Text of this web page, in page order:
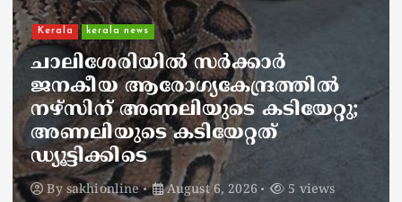
Kerala kerala news
ചാലിശേരിയില്‍ സര്‍ക്കാര്‍
ജനകീയ ആരോഗ്യകേന്ദ്രത്തില്‍
നഴ്സിന് അണലിയുടെ കടിയേറ്റു;
അണലിയുടെ കടിയേറ്റത്
ഡ്യൂട്ടിക്കിടെ
By sakhionline August 6, 2026 5 views